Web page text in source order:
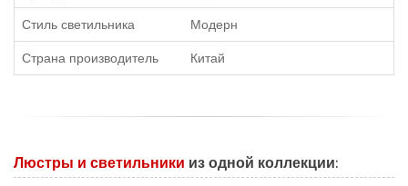
Стиль светильника
Модерн
Страна производитель
Китай
Люстры и светильники из одной коллекции: